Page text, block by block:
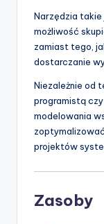
Narzędzia takie
możliwość
zamiast tego,
dostarczanie
Niezależnie od
programistą
modelowania
projektów
Zasoby